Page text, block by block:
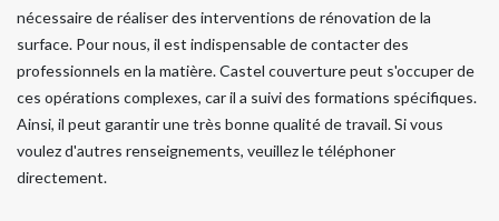
nécessaire de réaliser des interventions de rénovation de la
surface. Pour nous, il est indispensable de contacter des
professionnels en la matière. Castel couverture peut s'occuper de
ces opérations complexes, car il a suivi des formations spécifiques.
Ainsi, il peut garantir une très bonne qualité de travail. Si vous
voulez d'autres renseignements, veuillez le téléphoner
directement.